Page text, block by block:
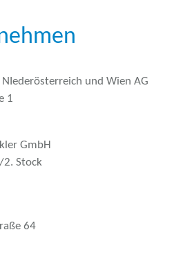
NIederösterreich und Wien AG
1
GmbH
2. Stock
64